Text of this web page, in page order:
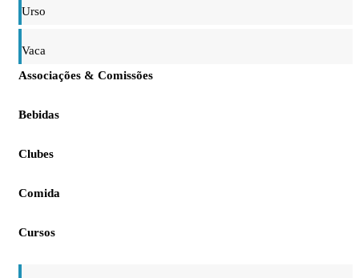
Urso
Vaca
Associações & Comissões
Bebidas
Clubes
Comida
Cursos